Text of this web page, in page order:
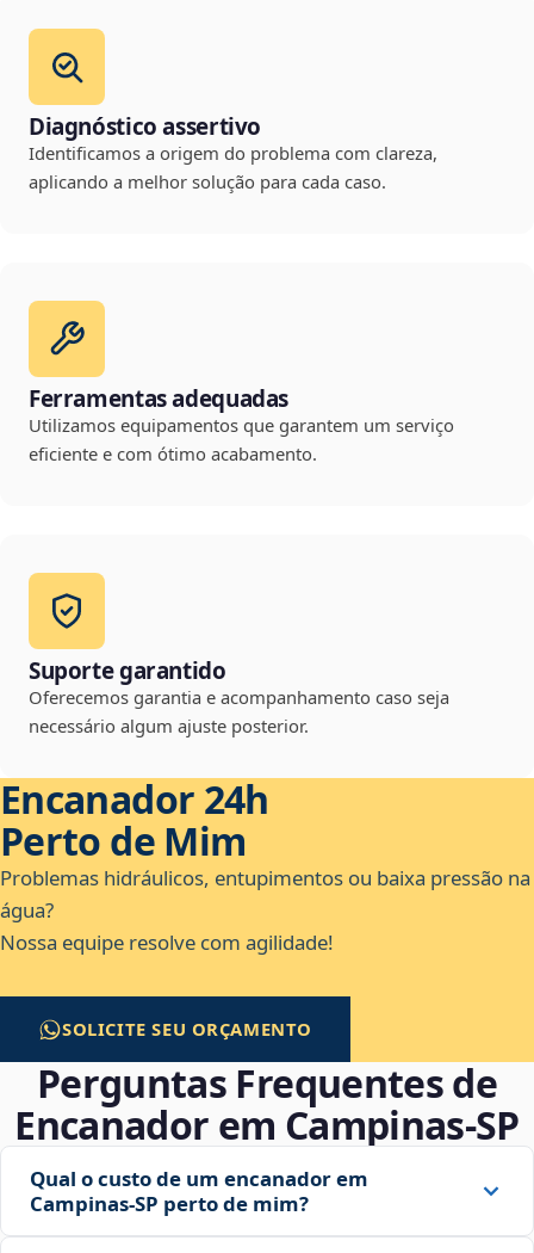
Diagnóstico assertivo
Identificamos a origem do problema com clareza,
aplicando a melhor solução para cada caso.
Ferramentas adequadas
Utilizamos equipamentos que garantem um serviço
eficiente e com ótimo acabamento.
Suporte garantido
Oferecemos garantia e acompanhamento caso seja
necessário algum ajuste posterior.
Encanador 24h
Perto de Mim
Problemas hidráulicos, entupimentos ou baixa pressão na
água?
Nossa equipe resolve com agilidade!
SOLICITE SEU ORÇAMENTO
Perguntas Frequentes de
Encanador em Campinas‑SP
Qual o custo de um encanador em
Campinas‑SP perto de mim?